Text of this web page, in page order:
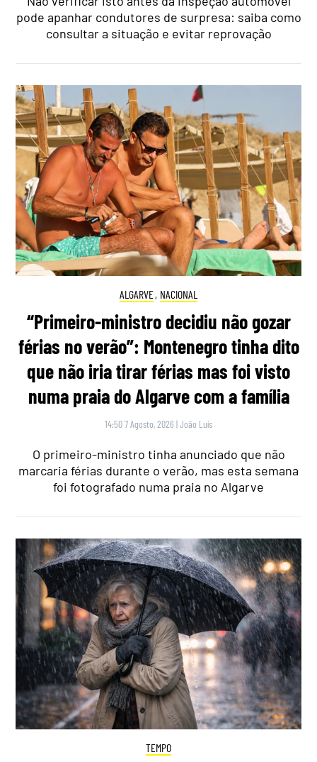
pode apanhar condutores de surpresa: saiba como
consultar a situação e evitar reprovação
ALGARVE, NACIONAL
“Primeiro-ministro decidiu não gozar
férias no verão”: Montenegro tinha dito
que não iria tirar férias mas foi visto
numa praia do Algarve com a família
14:50 7 Agosto, 2026 |João Luís
O primeiro-ministro tinha anunciado que não
marcaria férias durante o verão, mas esta semana
foi fotografado numa praia no Algarve
TEMPO